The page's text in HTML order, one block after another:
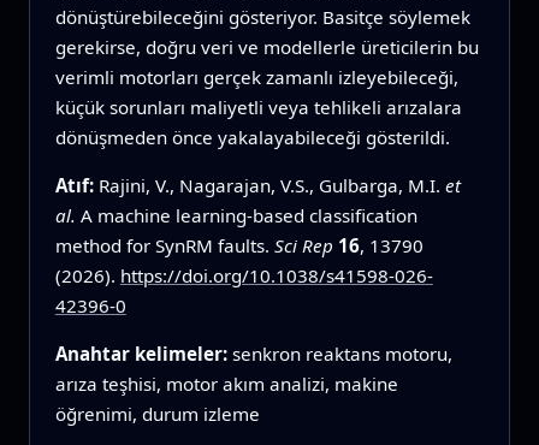
dönüştürebileceğini gösteriyor. Basitçe söylemek
gerekirse, doğru veri ve modellerle üreticilerin bu
verimli motorları gerçek zamanlı izleyebileceği,
küçük sorunları maliyetli veya tehlikeli arızalara
dönüşmeden önce yakalayabileceği gösterildi.
Atıf: Rajini, V., Nagarajan, V.S., Gulbarga, M.I. et
al. A machine learning-based classification
method for SynRM faults. Sci Rep 16, 13790
(2026). https://doi.org/10.1038/s41598-026-
42396-0
Anahtar kelimeler: senkron reaktans motoru,
arıza teşhisi, motor akım analizi, makine
öğrenimi, durum izleme